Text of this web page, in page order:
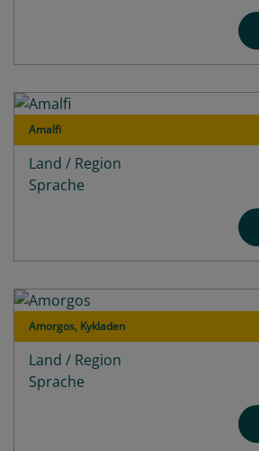
Amalfi
Land / Region
Sprache
Amorgos, Kykladen
Land / Region
Sprache